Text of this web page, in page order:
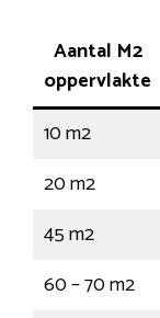
Aantal M2
oppervlakte
10 m2
20 m2
45 m2
60 – 70 m2